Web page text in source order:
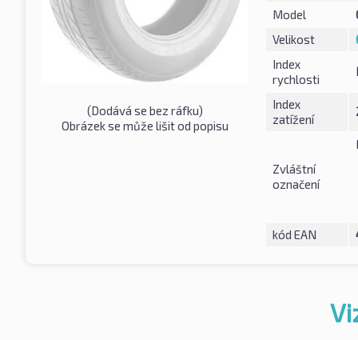
(Dodává se bez ráfku)
Obrázek se může lišit od popisu
Model
Velikost
Index
rychlosti
Index
zatížení
Zvláštní
označení
kód EAN